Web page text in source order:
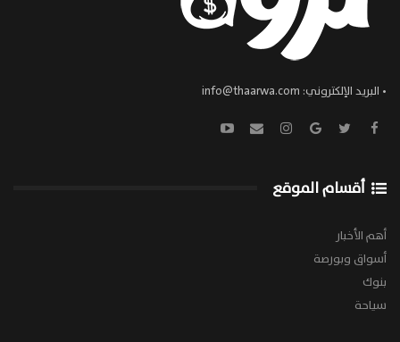
• البريد الإلكتروني: info@thaarwa.com
أقسام الموقع
أهم الأخبار
أسواق وبورصة
بنوك
سياحة